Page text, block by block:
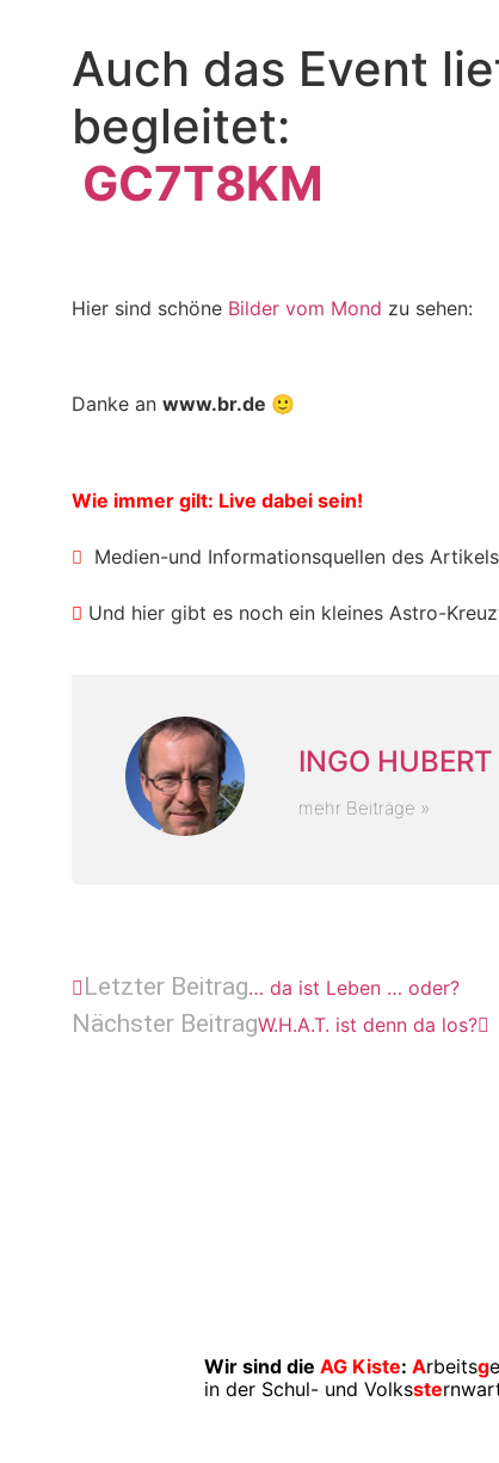
Auch das Event
begleitet:
GC7T8KM
Hier sind schöne Bilder vom Mond zu sehen:
Danke an www.br.de 🙂
Wie immer gilt: Live dabei sein!
Medien-und Informationsquellen des
Und hier gibt es noch ein kleines Astro-
INGO HUBERT
mehr Beiträge »
Letzter Beitrag… da ist Leben … oder?
Nächster BeitragW.H.A.T. ist denn da los?
Wir sind die AG Kiste: Arbeitsg
in der Schul- und Volksste